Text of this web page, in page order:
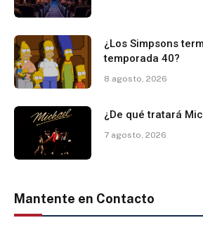
¿Los Simpsons
temporada 40?
8 agosto, 2026
¿De qué tratará
7 agosto, 2026
Mantente en Contacto